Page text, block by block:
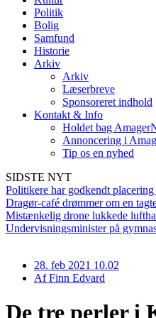
Politik
Bolig
Samfund
Historie
Arkiv
Arkiv
Læserbreve
Sponsoreret indhold
Kontakt & Info
Holdet bag
Annoncering i
Tip os en nyhed
SIDSTE NYT
Politikere har godkendt
Dragør-café drømmer om en
Mistænkelig drone lukkede
Undervisningsminister på
28. feb 2021 10.02
AfFinn Edvard
De tre perler i